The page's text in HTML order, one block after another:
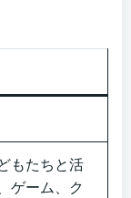
もたちと活
ゲーム、ク